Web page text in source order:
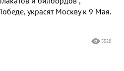
украсят Москву к 9 Мая.
5528